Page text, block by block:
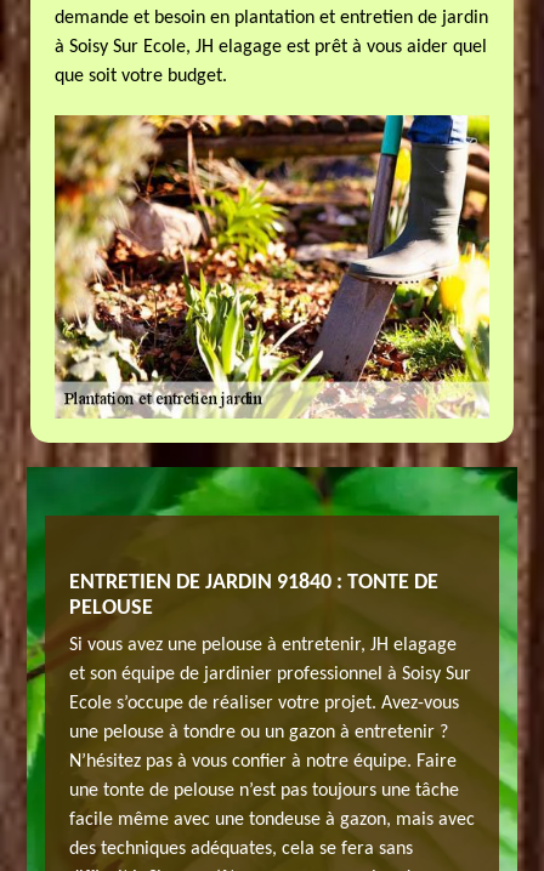
demande et besoin en plantation et entretien de jardin
à Soisy Sur Ecole, JH elagage est prêt à vous aider quel
que soit votre budget.
la
être
ENTRETIEN DE JARDIN 91840 : TONTE DE
PELOUSE
Si vous avez une pelouse à entretenir, JH elagage
et son équipe de jardinier professionnel à Soisy Sur
Ecole s’occupe de réaliser votre projet. Avez-vous
une pelouse à tondre ou un gazon à entretenir ?
N’hésitez pas à vous confier à notre équipe. Faire
une tonte de pelouse n’est pas toujours une tâche
facile même avec une tondeuse à gazon, mais avec
des techniques adéquates, cela se fera sans
Si
bien
un
de